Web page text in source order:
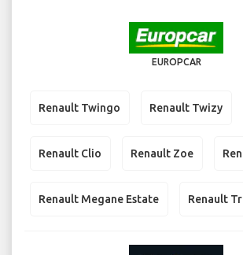
EUROPCAR
Renault Twingo Renault Twizy
Renault Clio Renault Zoe
Renault Megane Estate Renault